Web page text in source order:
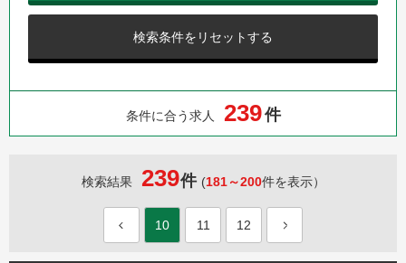
検索条件をリセットする
条件に合う求人 239件
検索結果 239件 (181～200件を表示）
10 11 12